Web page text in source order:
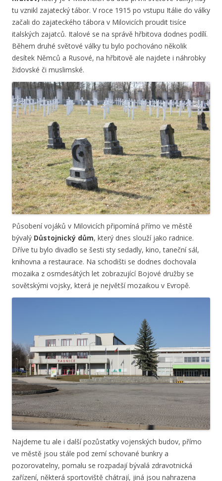
tu vznikl zajatecký tábor. V roce 1915 po vstupu Itálie do války
začali do zajateckého tábora v Milovicích proudit tisíce
italských zajatců. Italové se na správě hřbitova dodnes podílí.
Během druhé světové války tu bylo pochováno několik
desítek Němců a Rusové, na hřbitově ale najdete i náhrobky
židovské či muslimské.
Působení vojáků v Milovicích připomíná přímo ve městě
bývalý Důstojnický dům, který dnes slouží jako radnice.
Dříve tu bylo divadlo se šesti sty sedadly, kino, taneční sál,
knihovna a restaurace. Na schodišti se dodnes dochovala
mozaika z osmdesátých let zobrazující Bojové družby se
sovětskými vojsky, která je největší mozaikou v Evropě.
Najdeme tu ale i další pozůstatky vojenských budov, přímo
ve městě jsou stále pod zemí schované bunkry a
pozorovatelny, pomalu se rozpadají bývalá zdravotnická
zařízení, některá sportoviště chátrají, jiná jsou nahrazena